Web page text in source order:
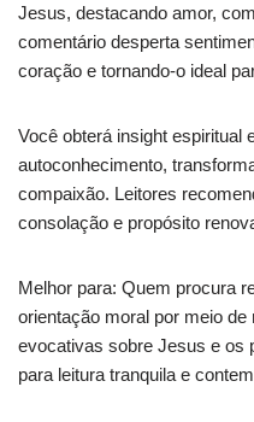
Jesus, destacando amor,
comentário desperta
coração e tornando-o ideal
Você obterá insight espiritual
autoconhecimento,
compaixão. Leitores
consolação e propósito
Melhor para: Quem procura
orientação moral por meio
evocativas sobre Jesus e os
para leitura tranquila e